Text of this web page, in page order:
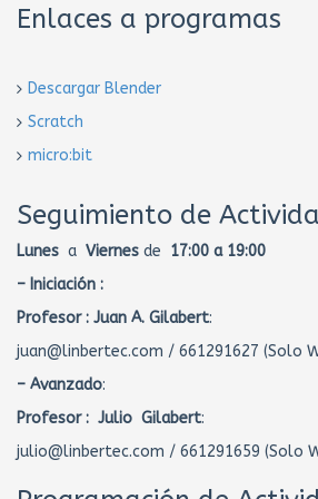
Enlaces a programas
Descargar Blender
Scratch
micro:bit
Seguimiento de
Lunes a Viernes de 17:00 a 19:00
– Iniciación :
Profesor : Juan A. Gilabert:
juan@linbertec.com / 661291627 (Solo
– Avanzado:
Profesor : Julio Gilabert:
julio@linbertec.com / 661291659 (Solo